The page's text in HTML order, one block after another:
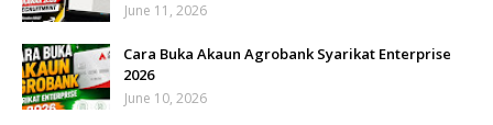
June 11, 2026
Cara Buka Akaun Agrobank Syarikat Enterprise
2026
June 10, 2026